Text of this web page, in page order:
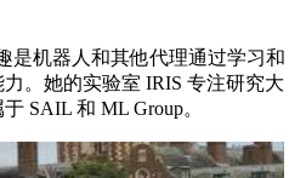
机器人和其他代理通过学习和
。她的实验室 IRIS 专注研究大
SAIL 和 ML Group。